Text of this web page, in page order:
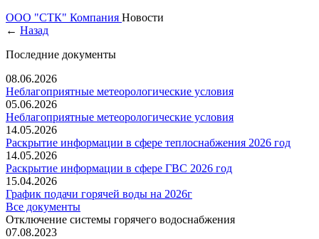
ООО "СТК" Компания Новости
← Назад
Последние документы
08.06.2026
Неблагоприятные метеорологические условия
05.06.2026
Неблагоприятные метеорологические условия
14.05.2026
Раскрытие информации в сфере теплоснабжения 2026 год
14.05.2026
Раскрытие информации в сфере ГВС 2026 год
15.04.2026
График подачи горячей воды на 2026г
Все документы
Отключение системы горячего водоснабжения
07.08.2023